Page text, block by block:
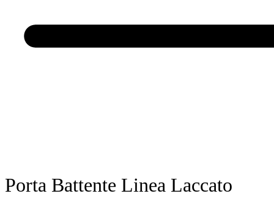
Porta Battente Linea Laccato